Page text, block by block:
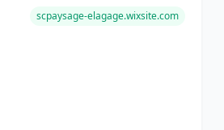
scpaysage-elagage.wixsite.com